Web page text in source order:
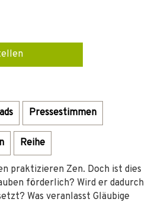
Pressestimmen
Reihe
praktizieren Zen. Doch ist dies
förderlich? Wird er dadurch
Was veranlasst Gläubige